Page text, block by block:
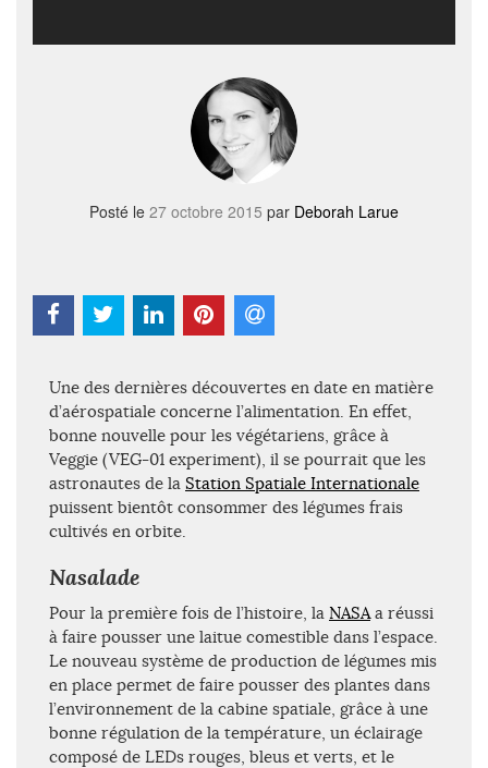
Posté le 27 octobre 2015 par Deborah Larue
Une des dernières découvertes en date en matière
d’aérospatiale concerne l’alimentation. En effet,
bonne nouvelle pour les végétariens, grâce à
Veggie (VEG-01 experiment), il se pourrait que les
astronautes de la Station Spatiale Internationale
puissent bientôt consommer des légumes frais
cultivés en orbite.
Nasalade
Pour la première fois de l’histoire, la NASA a réussi
à faire pousser une laitue comestible dans l’espace.
Le nouveau système de production de légumes mis
en place permet de faire pousser des plantes dans
l’environnement de la cabine spatiale, grâce à une
bonne régulation de la température, un éclairage
composé de LEDs rouges, bleus et verts, et le